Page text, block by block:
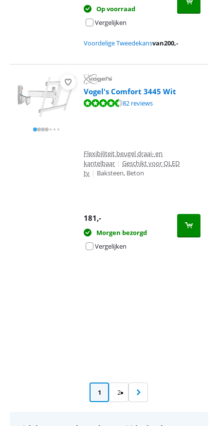
Op voorraad
Vergelijken
Voordelige Tweedekansvan200,-
Vogel's Comfort 3445 Wit
Beoordeling is 9,1 van de 10, gebaseerd op 82 reviews.
82 reviews
Flexibiliteit beugel draai- en
kantelbaar | Geschikt voor OLED
tv | Baksteen, Beton
181,-
Morgen bezorgd
Vergelijken
1 2